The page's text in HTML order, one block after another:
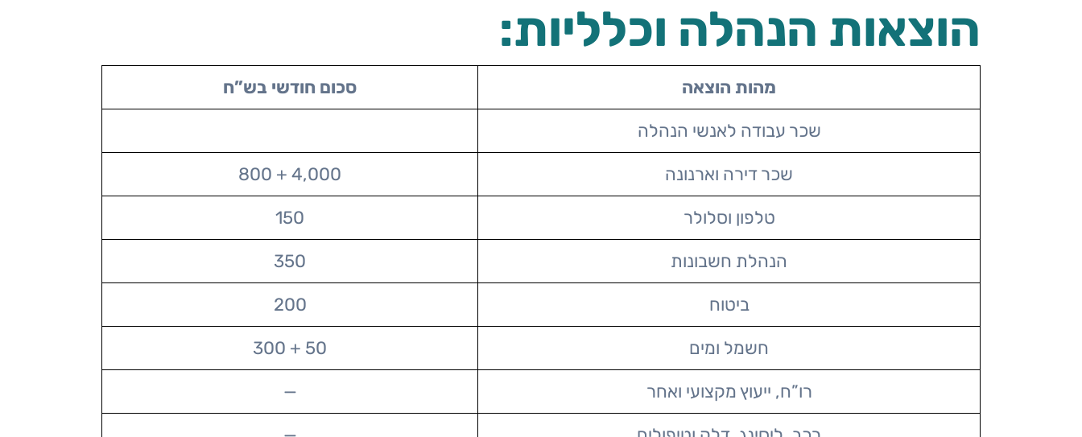
הוצאות הנהלה וכלליות:
מהות הוצאה
סכום חודשי בש”ח
שכר עבודה לאנשי הנהלה
שכר דירה וארנונה
4,000 + 800
טלפון וסלולר
150
הנהלת חשבונות
350
ביטוח
200
חשמל ומים
50 + 300
רו”ח, ייעוץ מקצועי ואחר
—